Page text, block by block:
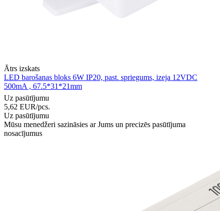
Ātrs izskats
LED barošanas bloks 6W IP20, past. spriegums, izeja 12VDC
500mA , 67.5*31*21mm
Uz pasūtījumu
5,62 EUR/pcs.
Uz pasūtījumu
Mūsu menedžeri sazināsies ar Jums un precizēs pasūtījuma
nosacījumus